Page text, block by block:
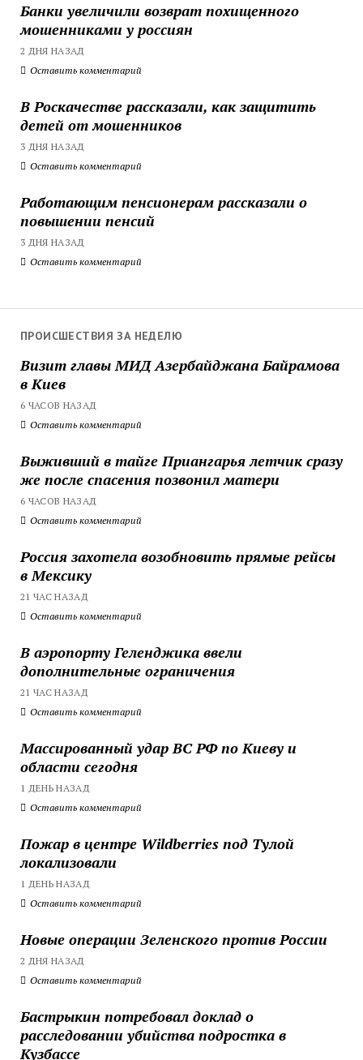
Банки увеличили возврат похищенного
мошенниками у россиян
2 ДНЯ НАЗАД
Оставить комментарий
В Роскачестве рассказали, как защитить
детей от мошенников
3 ДНЯ НАЗАД
Оставить комментарий
Работающим пенсионерам рассказали о
повышении пенсий
3 ДНЯ НАЗАД
Оставить комментарий
ПРОИСШЕСТВИЯ ЗА НЕДЕЛЮ
Визит главы МИД Азербайджана Байрамова
в Киев
6 ЧАСОВ НАЗАД
Оставить комментарий
Выживший в тайге Приангарья летчик сразу
же после спасения позвонил матери
6 ЧАСОВ НАЗАД
Оставить комментарий
Россия захотела возобновить прямые рейсы
в Мексику
21 ЧАС НАЗАД
Оставить комментарий
В аэропорту Геленджика ввели
дополнительные ограничения
21 ЧАС НАЗАД
Оставить комментарий
Массированный удар ВС РФ по Киеву и
области сегодня
1 ДЕНЬ НАЗАД
Оставить комментарий
Пожар в центре Wildberries под Тулой
локализовали
1 ДЕНЬ НАЗАД
Оставить комментарий
Новые операции Зеленского против России
2 ДНЯ НАЗАД
Оставить комментарий
Бастрыкин потребовал доклад о
расследовании убийства подростка в
Кузбассе